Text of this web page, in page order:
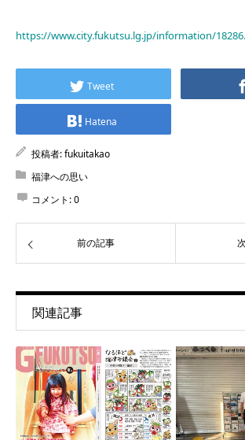
https://www.city.fukutsu.lg.jp/information/
Tweet
Hatena
投稿者:fukuitakao
福津への思い
コメント:0
前の記事
関連記事